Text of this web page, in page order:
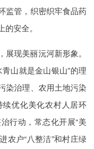
监管，织密织牢食品药
安全。
现美丽沅河新形象。
山就是金山银山”的理
染治理、农用土地污染
优化美化农村人居环
行动，常态化开展“美
农户“八整洁”和村庄绿